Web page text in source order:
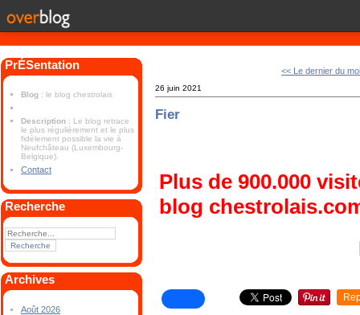
PrÉSentation
Blog : le blog chestrolais
Description : Le blog retrace
le plus régulièrement et le plus
fidèlement possible la vie à
Neufchâteau (Luxembourg-
Belgique).
Contact
Recherche
Archives
Août 2026
<< Le dernier du
26 juin 2021
Fier
Plus de 900.000
blog